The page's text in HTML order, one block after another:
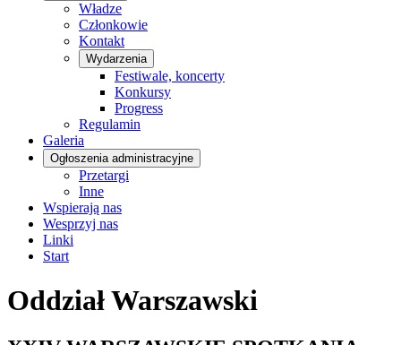
Władze
Członkowie
Kontakt
Wydarzenia
Festiwale, koncerty
Konkursy
Progress
Regulamin
Galeria
Ogłoszenia administracyjne
Przetargi
Inne
Wspierają nas
Wesprzyj nas
Linki
Start
Oddział Warszawski